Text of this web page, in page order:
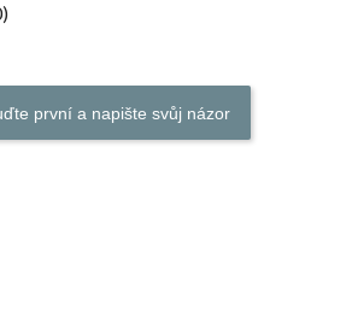
první a napište svůj názor